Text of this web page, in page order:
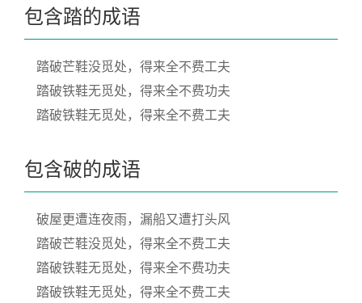
包含踏的成语
踏破芒鞋没觅处，得来全不费工夫
踏破铁鞋无觅处，得来全不费功夫
踏破铁鞋无觅处，得来全不费工夫
包含破的成语
破屋更遭连夜雨，漏船又遭打头风
踏破芒鞋没觅处，得来全不费工夫
踏破铁鞋无觅处，得来全不费功夫
踏破铁鞋无觅处，得来全不费工夫